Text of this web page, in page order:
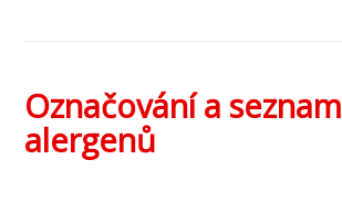
Označování a seznam
alergenů